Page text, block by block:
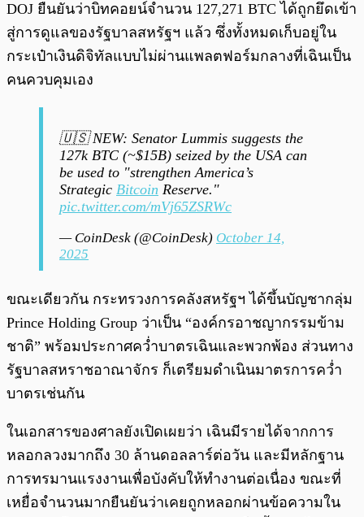
DOJ ยืนยันว่าบิทคอยน์จำนวน 127,271 BTC ได้ถูกยึดเข้า
สู่การดูแลของรัฐบาลสหรัฐฯ แล้ว ซึ่งทั้งหมดเก็บอยู่ใน
กระเป๋าเงินดิจิทัลแบบไม่ผ่านแพลตฟอร์มกลางที่เฉินเป็น
คนควบคุมเอง
🇺🇸 NEW: Senator Lummis suggests the
127k BTC (~$15B) seized by the USA can
be used to "strengthen America’s
Strategic Bitcoin Reserve."
pic.twitter.com/mVj65ZSRWc
— CoinDesk (@CoinDesk) October 14,
2025
ขณะเดียวกัน กระทรวงการคลังสหรัฐฯ ได้ขึ้นบัญชากลุ่ม
Prince Holding Group ว่าเป็น “องค์กรอาชญากรรมข้าม
ชาติ” พร้อมประกาศคว่ำบาตรเฉินและพวกพ้อง ส่วนทาง
รัฐบาลสหราชอาณาจักร ก็เตรียมดำเนินมาตรการคว่ำ
บาตรเช่นกัน
ในเอกสารของศาลยังเปิดเผยว่า เฉินมีรายได้จากการ
หลอกลวงมากถึง 30 ล้านดอลลาร์ต่อวัน และมีหลักฐาน
การทรมานแรงงานเพื่อบังคับให้ทำงานต่อเนื่อง ขณะที่
เหยื่อจำนวนมากยืนยันว่าเคยถูกหลอกผ่านข้อความใน